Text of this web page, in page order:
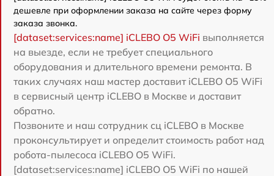
дешевле при оформлении заказа на сайте через форму
заказа звонка.
[dataset:services:name] iCLEBO O5 WiFi выполняется
на выезде, если не требует специального
оборудования и длительного времени ремонта. В
таких случаях наш мастер доставит iCLEBO O5 WiFi
в сервисный центр iCLEBO в Москве и доставит
обратно.
Позвоните и наш сотрудник сц iCLEBO в Москве
проконсультирует и определит стоимость работ над
робота-пылесоса iCLEBO O5 WiFi.
[dataset:services:name] iCLEBO O5 WiFi по нашей